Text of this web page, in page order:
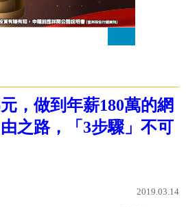
，做到年薪180萬的網
之路，「3步驟」不可
2019.03.14